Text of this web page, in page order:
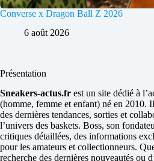
Converse x Dragon Ball Z 2026
6 août 2026
Présentation
Sneakers-actus.fr est un site dédié à
(homme, femme et enfant) né en 2010.
des dernières tendances, sorties et
l’univers des baskets. Boss, son
critiques détaillées, des informations
pour les amateurs et collectionneurs.
recherche des dernières nouveautés ou